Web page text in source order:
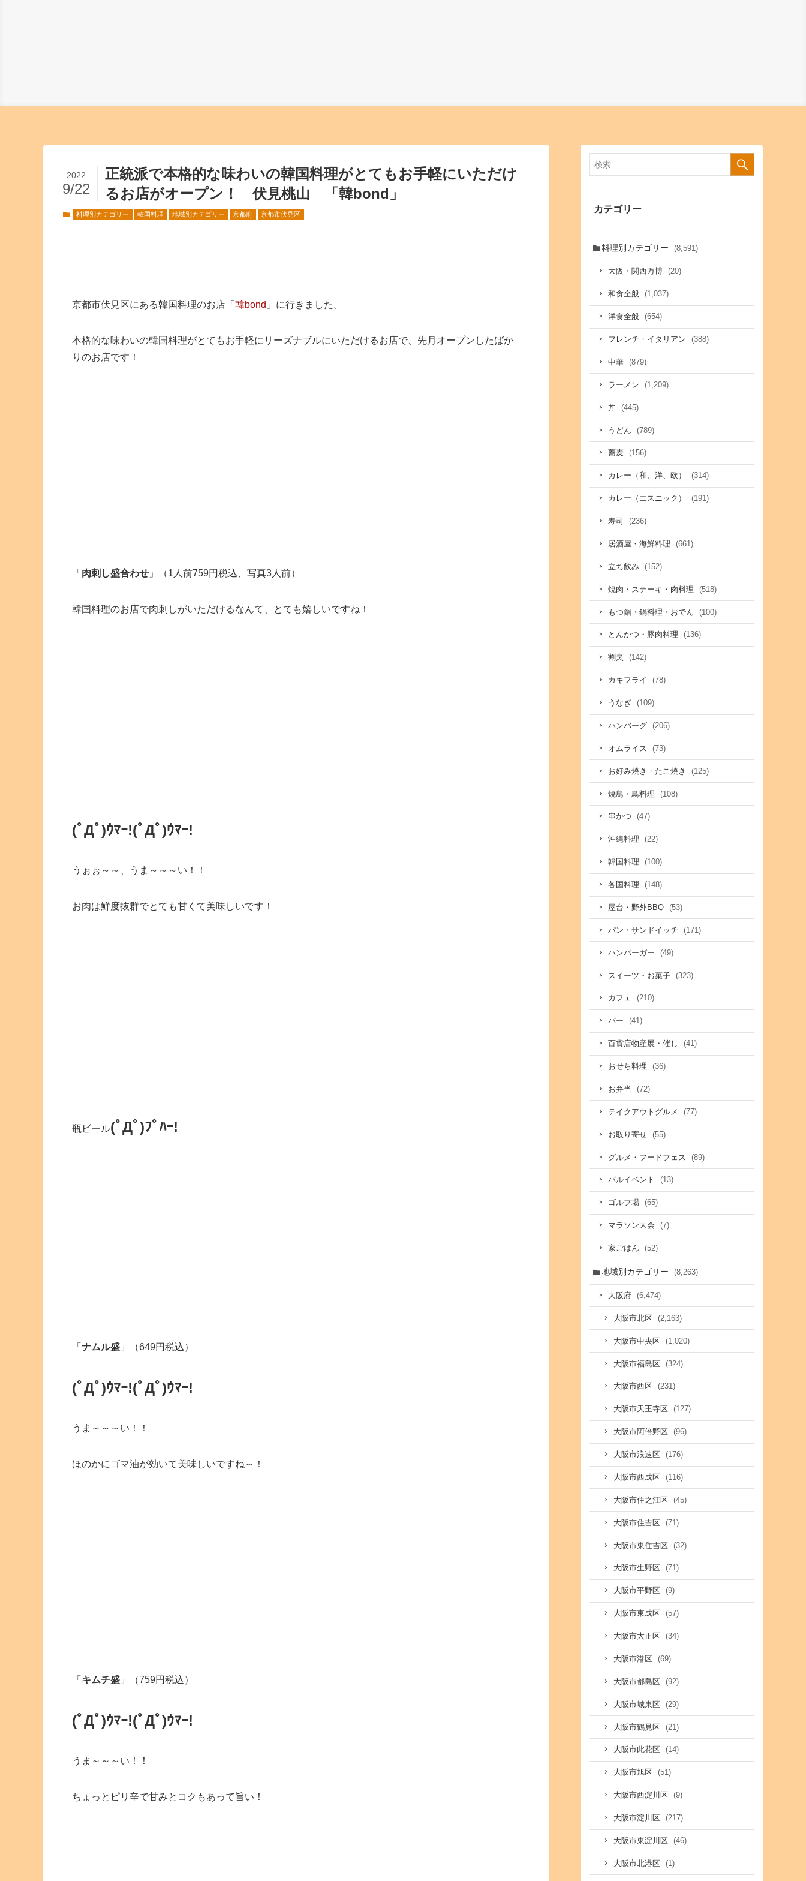
正統派で本格的な味わいの韓国料理がとてもお手軽にいただけ
るお店がオープン！ 伏見桃山 「韓bond」
2022
9/22
料理別カテゴリー 韓国料理 地域別カテゴリー 京都府 京都市伏見区
京都市伏見区にある韓国料理のお店「 韓bond 」に行きました。
本格的な味わいの韓国料理がとてもお手軽にリーズナブルにいただけるお店で、先月オープンしたばか
りのお店です！
「 肉刺し盛合わせ 」（1人前759円税込、写真3人前）
韓国料理のお店で肉刺しがいただけるなんて、とても嬉しいですね！
(ﾟДﾟ)ｳﾏｰ!(ﾟДﾟ)ｳﾏｰ!
うぉぉ～～、うま～～～い！！
お肉は鮮度抜群でとても甘くて美味しいです！
瓶ビール(ﾟДﾟ)ﾌﾟﾊｰ!
「 ナムル盛 」（649円税込）
(ﾟДﾟ)ｳﾏｰ!(ﾟДﾟ)ｳﾏｰ!
うま～～～い！！
ほのかにゴマ油が効いて美味しいですね～！
「 キムチ盛 」（759円税込）
(ﾟДﾟ)ｳﾏｰ!(ﾟДﾟ)ｳﾏｰ!
うま～～～い！！
ちょっとピリ辛で甘みとコクもあって旨い！
カテゴリー
料理別カテゴリー (8,591)
大阪・関西万博 (20)
和食全般 (1,037)
洋食全般 (654)
フレンチ・イタリアン (388)
中華 (879)
ラーメン (1,209)
丼 (445)
うどん (789)
蕎麦 (156)
カレー（和、洋、欧） (314)
カレー（エスニック） (191)
寿司 (236)
居酒屋・海鮮料理 (661)
立ち飲み (152)
焼肉・ステーキ・肉料理 (518)
もつ鍋・鍋料理・おでん (100)
とんかつ・豚肉料理 (136)
割烹 (142)
カキフライ (78)
うなぎ (109)
ハンバーグ (206)
オムライス (73)
お好み焼き・たこ焼き (125)
焼鳥・鳥料理 (108)
串かつ (47)
沖縄料理 (22)
韓国料理 (100)
各国料理 (148)
屋台・野外BBQ (53)
パン・サンドイッチ (171)
ハンバーガー (49)
スイーツ・お菓子 (323)
カフェ (210)
バー (41)
百貨店物産展・催し (41)
おせち料理 (36)
お弁当 (72)
テイクアウトグルメ (77)
お取り寄せ (55)
グルメ・フードフェス (89)
バルイベント (13)
ゴルフ場 (65)
マラソン大会 (7)
家ごはん (52)
地域別カテゴリー (8,263)
大阪府 (6,474)
大阪市北区 (2,163)
大阪市中央区 (1,020)
大阪市福島区 (324)
大阪市西区 (231)
大阪市天王寺区 (127)
大阪市阿倍野区 (96)
大阪市浪速区 (176)
大阪市西成区 (116)
大阪市住之江区 (45)
大阪市住吉区 (71)
大阪市東住吉区 (32)
大阪市生野区 (71)
大阪市平野区 (9)
大阪市東成区 (57)
大阪市大正区 (34)
大阪市港区 (69)
大阪市都島区 (92)
大阪市城東区 (29)
大阪市鶴見区 (21)
大阪市此花区 (14)
大阪市旭区 (51)
大阪市西淀川区 (9)
大阪市淀川区 (217)
大阪市東淀川区 (46)
大阪市北港区 (1)